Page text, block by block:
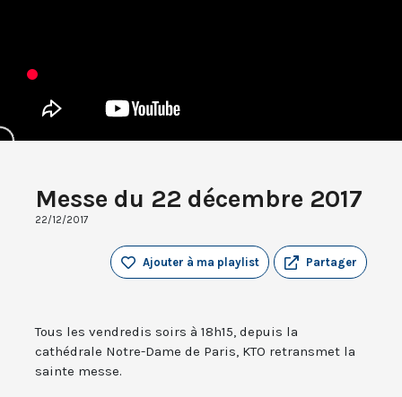
Messe du 22 décembre 2017
22/12/2017
Partager
Ajouter à ma playlist
Tous les vendredis soirs à 18h15, depuis la
cathédrale Notre-Dame de Paris, KTO retransmet la
sainte messe.